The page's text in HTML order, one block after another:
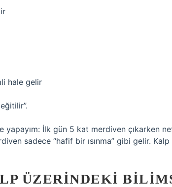
hale gelir
İlk gün 5 kat merdiven çıkarken
sadece “hafif bir ısınma” gibi gelir.
ÜZERINDEKI